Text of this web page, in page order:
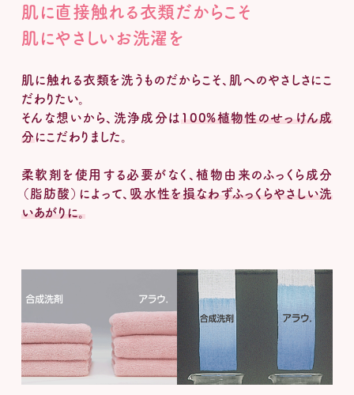
肌に直接触れる衣類だからこそ
肌にやさしいお洗濯を
肌に触れる衣類を洗うものだからこそ、肌へのやさしさにこ
だわりたい。
そんな想いから、洗浄成分は100%植物性のせっけん成
分にこだわりました。
柔軟剤を使用する必要がなく、植物由来のふっくら成分
（脂肪酸）によって、吸水性を損なわずふっくらやさしい洗
いあがりに。